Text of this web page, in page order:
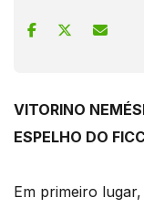
VITORINO
ESPELHO DO
Em primeiro